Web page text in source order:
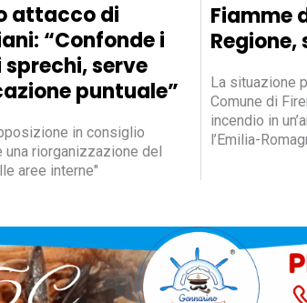
attacco di
“Confonde i
serve
puntuale”
in consiglio
una riorganizzazione del
aree interne"
Fiamme
Regione,
La situazione
Comune di
incendio in
l’Emilia-